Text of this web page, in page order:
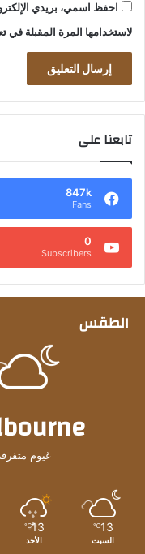
احفظ اسمي، بريدي
لاستخدامها المرة المقبلة في
تابعنا على
847k
Fans
0
Subscribers
الطقس
غيوم
13
℃
السبت
13
℃
الأحد